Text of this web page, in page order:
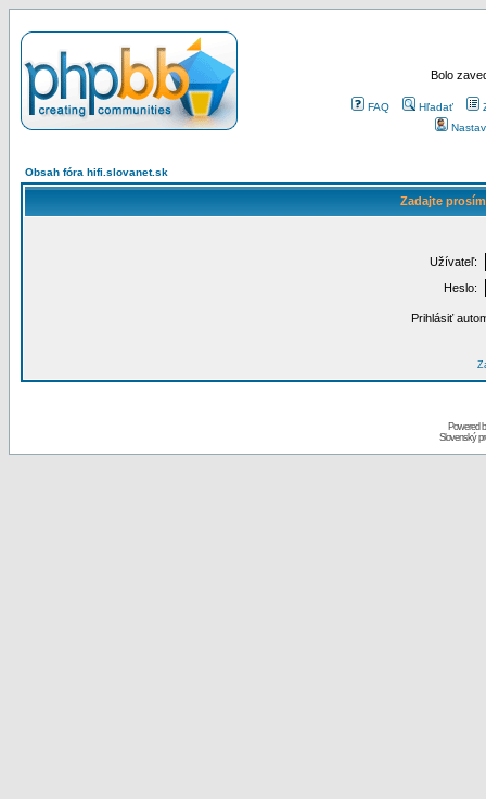
Bolo
FAQ Hľadať
Obsah fóra hifi.slovanet.sk
Zadajte
Užívateľ:
Heslo:
Prihlásiť
Powered
Slovenský